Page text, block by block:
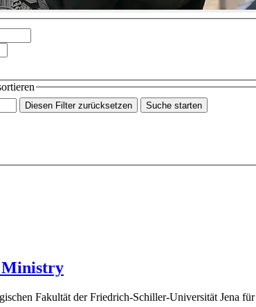
Diesen Filter zurücksetzen Suche starten
Ministry
Fakultät der Friedrich-Schiller-Universität Jena